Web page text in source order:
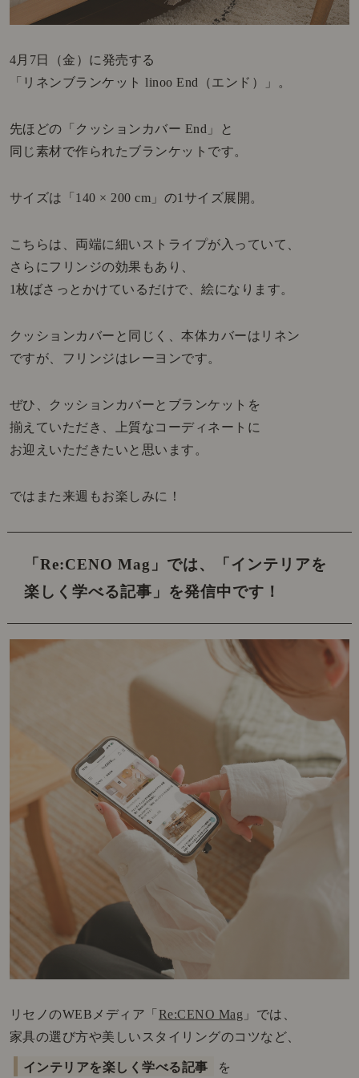
4月7日（金）に発売する
「リネンブランケット linoo End（エンド）」。
先ほどの「クッションカバー End」と
同じ素材で作られたブランケットです。
サイズは「140 × 200 cm」の1サイズ展開。
こちらは、両端に細いストライプが入っていて、
さらにフリンジの効果もあり、
1枚ばさっとかけているだけで、絵になります。
クッションカバーと同じく、本体カバーはリネン
ですが、フリンジはレーヨンです。
ぜひ、クッションカバーとブランケットを
揃えていただき、上質なコーディネートに
お迎えいただきたいと思います。
ではまた来週もお楽しみに！
「Re:CENO Mag」では、
「インテリアを
楽しく学べる記事」を発信中です！
リセノのWEBメディア「 Re:CENO Mag 」では、
家具の選び方や美しいスタイリングのコツなど、
インテリアを楽しく学べる記事 を